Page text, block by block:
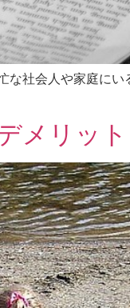
社会人や家庭に
メリット